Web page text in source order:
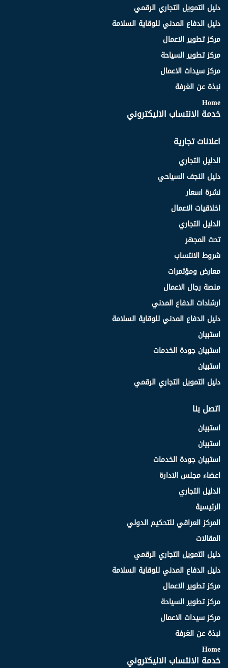
دليل التمويل التجاري الرقمي
دليل الدفاع المدني للوقاية السلامة
مركز تطوير الاعمال
مركز تطوير السياحة
مركز سيدات الاعمال
نبذة عن الغرفة
Home
خدمة الانتساب الاليكتروني
اعلانات تجارية
الدليل التجاري
دليل النجف السياحي
نشرة اسعار
اخلاقيات الاعمال
الدليل التجاري
تحت المجهر
شروط الانتساب
معارض ومؤتمرات
منصة رجال الاعمال
ارشادات الدفاع المدني
دليل الدفاع المدني للوقاية السلامة
استبيان
استبيان جودة الخدمات
استبيان
دليل التمويل التجاري الرقمي
اتصل بنا
استبيان
استبيان
استبيان جودة الخدمات
اعضاء مجلس الادارة
الدليل التجاري
الرئيسية
المركز العراقي للتحكيم الدولي
المقالات
دليل التمويل التجاري الرقمي
دليل الدفاع المدني للوقاية السلامة
مركز تطوير الاعمال
مركز تطوير السياحة
مركز سيدات الاعمال
نبذة عن الغرفة
Home
خدمة الانتساب الاليكتروني